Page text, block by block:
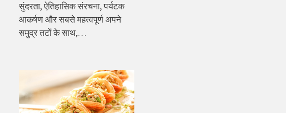
सुंदरता, ऐतिहासिक संरचना, पर्यटक
आकर्षण और सबसे महत्वपूर्ण अपने
समुद्र तटों के साथ,…